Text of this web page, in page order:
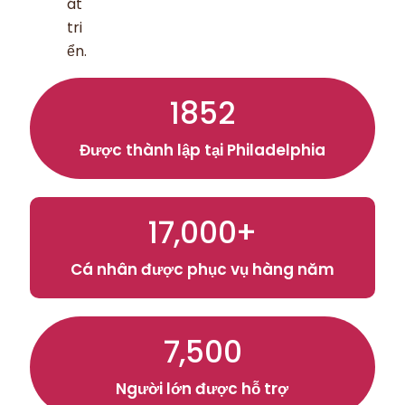
át
tri
ển.
1852
Được thành lập tại Philadelphia
17,000+
Cá nhân được phục vụ hàng năm
7,500
Người lớn được hỗ trợ